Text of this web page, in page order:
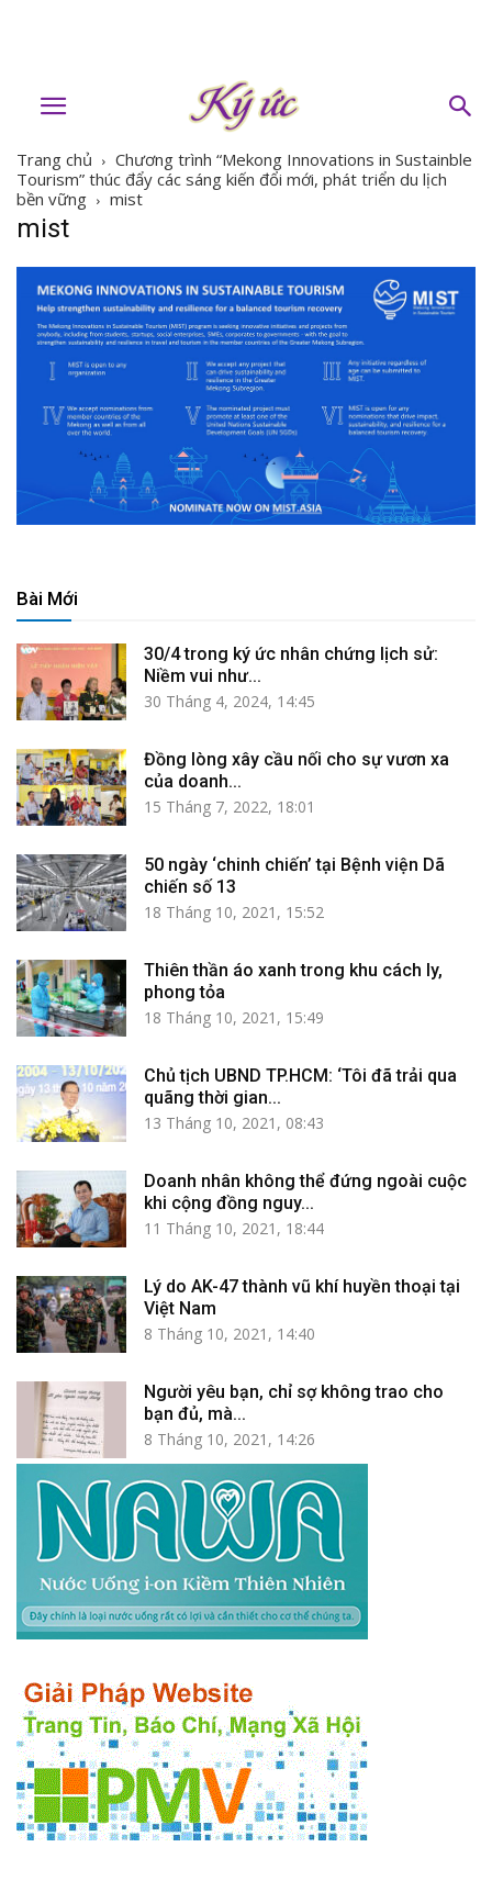
Trang chủ
Chương trình “Mekong Innovations in Sustainble
Tourism” thúc đẩy các sáng kiến đổi mới, phát triển du lịch
bền vững
mist
mist
Bài Mới
30/4 trong ký ức nhân chứng lịch sử:
Niềm vui như...
30 Tháng 4, 2024, 14:45
Đồng lòng xây cầu nối cho sự vươn xa
của doanh...
15 Tháng 7, 2022, 18:01
50 ngày ‘chinh chiến’ tại Bệnh viện Dã
chiến số 13
18 Tháng 10, 2021, 15:52
Thiên thần áo xanh trong khu cách ly,
phong tỏa
18 Tháng 10, 2021, 15:49
Chủ tịch UBND TP.HCM: ‘Tôi đã trải qua
quãng thời gian...
13 Tháng 10, 2021, 08:43
Doanh nhân không thể đứng ngoài cuộc
khi cộng đồng nguy...
11 Tháng 10, 2021, 18:44
Lý do AK-47 thành vũ khí huyền thoại tại
Việt Nam
8 Tháng 10, 2021, 14:40
Người yêu bạn, chỉ sợ không trao cho
bạn đủ, mà...
8 Tháng 10, 2021, 14:26